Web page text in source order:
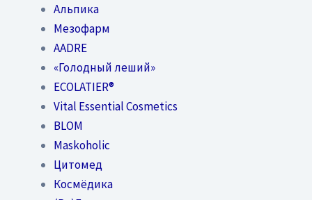
Альпика
Мезофарм
AADRE
«Голодный леший»
EСОLATIER®
Vital Essential Cosmetics
BLOM
Maskoholic
Цитомед
Космёдика